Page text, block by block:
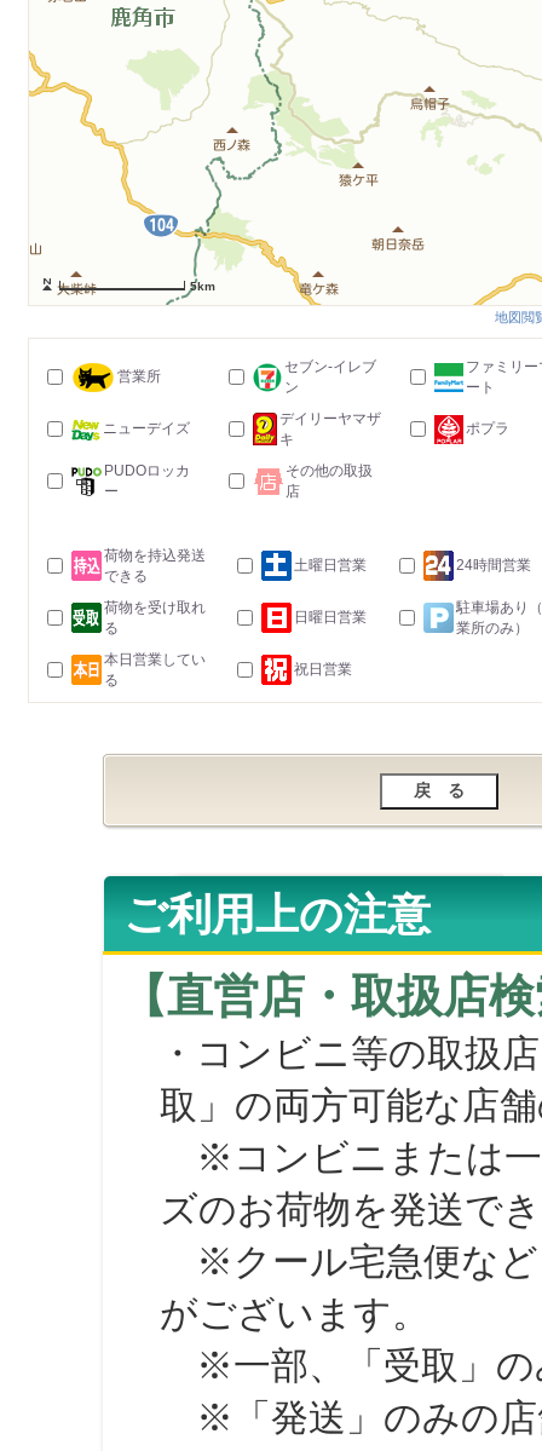
5km
地図閲
営業所
セブン-イレブ
ン
ファミリー
ート
ニューデイズ
デイリーヤマザ
キ
ポプラ
PUDOロッカ
ー
その他の取扱
店
荷物を持込発送
できる
土曜日営業 24時間営業
荷物を受け取れ
る
日曜日営業
駐車場あり
業所のみ）
本日営業してい
る
祝日営業
ご利用上の注意
【直営店・取扱店
・コンビニ等の取扱
取」の両方可能な店
※コンビニまたは一
ズのお荷物を発送で
※クール宅急便など
がございます。
※一部、「受取」の
※「発送」のみの店